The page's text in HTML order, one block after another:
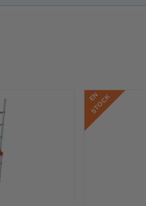
E
N
S
T
O
C
K